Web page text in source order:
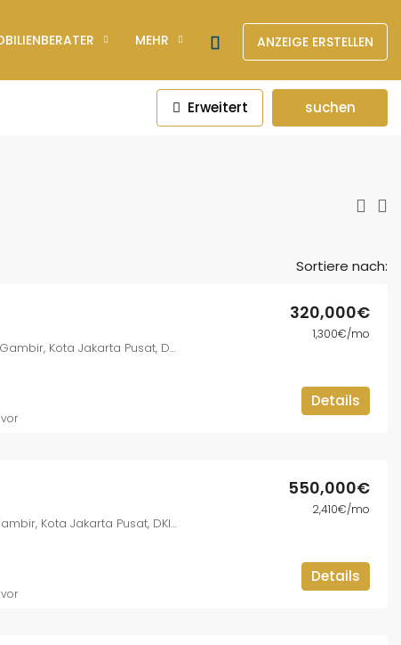
MEHR ANZEIGE ERSTELLEN
Erweitert suchen
Sortiere nach:
320,000€
1,300€/mo
Jl. Abdul Muis No.14, Petojo Sel., Gambir, Kota Jakarta Pusat, DKI Jakarta 10160, Indonesia
Details
550,000€
2,410€/mo
Jl. Kyai Caringin No.7, Cideng, Gambir, Kota Jakarta Pusat, DKI Jakarta 10150, Indonesia
Details